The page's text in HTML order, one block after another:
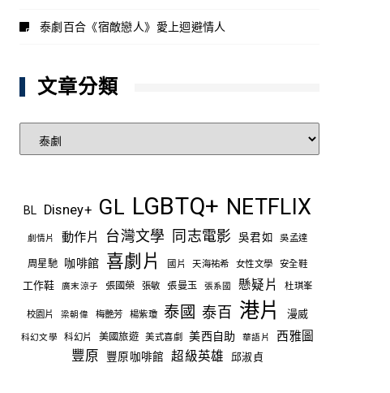
泰劇百合《宿敵戀人》愛上迴避情人
文章分類
BL
Disney+ GL LGBTQ+ NETFLIX
劇情片 動作片 台灣文學 同志電影 吳君如 吳孟達
周星馳 咖啡館 喜劇片 國片 天海祐希 女性文學 安全鞋
工作鞋 廣末涼子 張國榮 張敏 張曼玉 張系國 懸疑片 杜琪峯
校園片 梁朝偉 梅艷芳 楊紫瓊 泰國 泰百 港片 漫威
科幻文學 科幻片 美國旅遊 美式喜劇 美西自助 華語片 西雅圖
豐原 豐原咖啡館 超級英雄 邱淑貞